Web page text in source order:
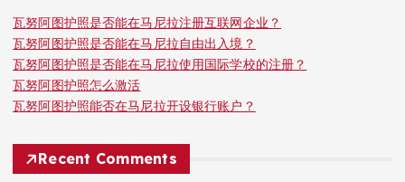
瓦努阿图护照是否能在马尼拉注册互联网企业？
瓦努阿图护照是否能在马尼拉自由出入境？
瓦努阿图护照是否能在马尼拉使用国际学校的注册？
瓦努阿图护照怎么激活
瓦努阿图护照能否在马尼拉开设银行账户？
Recent Comments